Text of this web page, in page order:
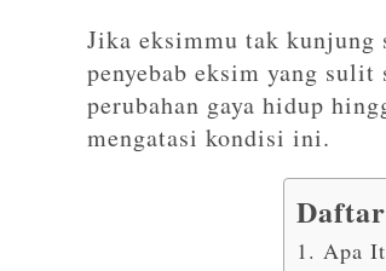
Jika eksimmu tak kunjung
penyebab eksim yang
perubahan gaya hidup
mengatasi kondisi ini.
1. Apa